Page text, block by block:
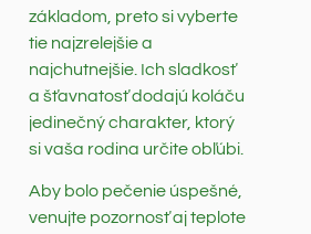
základom, preto si vyberte
tie najzrelejšie a
najchutnejšie. Ich sladkosť
a šťavnatosť dodajú koláču
jedinečný charakter, ktorý
si vaša rodina určite obľúbi.
Aby bolo pečenie úspešné,
venujte pozornosť aj teplote